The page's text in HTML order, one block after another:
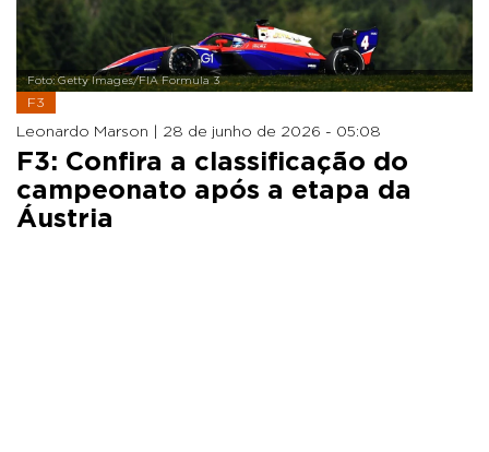
Foto: Getty Images/FIA Formula 3
F3
Leonardo Marson | 28 de junho de 2026 - 05:08
F3: Confira a classificação do
campeonato após a etapa da
Áustria